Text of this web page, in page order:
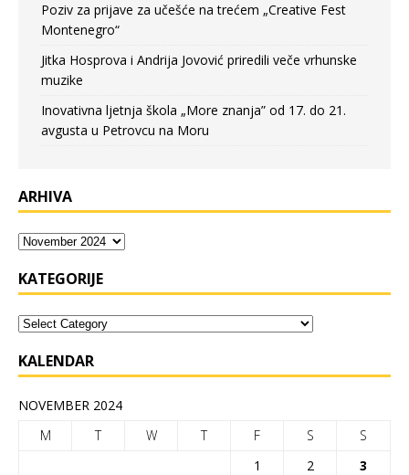
Poziv za prijave za učešće na trećem „Creative Fest
Montenegro“
Jitka Hosprova i Andrija Jovović priredili veče vrhunske
muzike
Inovativna ljetnja škola „More znanja” od 17. do 21.
avgusta u Petrovcu na Moru
ARHIVA
KATEGORIJE
KALENDAR
NOVEMBER 2024
M
T W T F S
S
1
2
3